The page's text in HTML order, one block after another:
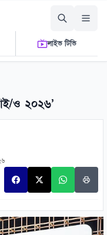
লাইভ টিভি
ও ২০২৬’